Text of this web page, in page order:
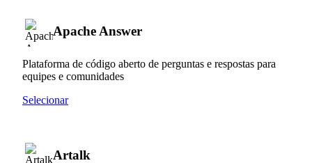
Apache Answer
Plataforma de código aberto de perguntas e respostas para
equipes e comunidades
Selecionar
Artalk